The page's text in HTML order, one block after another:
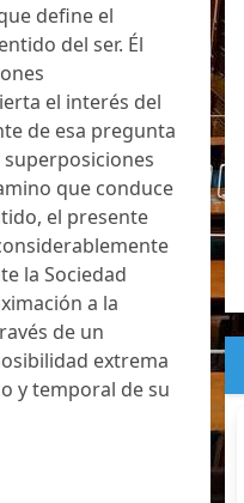
define el
del ser. Él
el interés del
de esa pregunta
que conduce
el presente
la Sociedad
a la
de un
extrema
y temporal de su